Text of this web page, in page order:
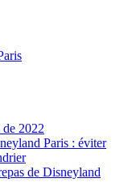
de 2022
Paris : éviter
de Disneyland